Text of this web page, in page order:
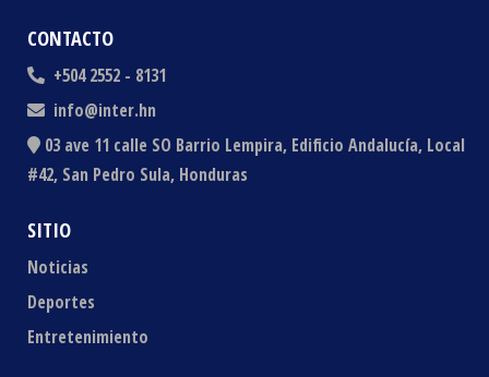
CONTACTO
+504 2552 - 8131
info@inter.hn
03 ave 11 calle SO Barrio Lempira, Edificio Andalucía, Local
#42, San Pedro Sula, Honduras
SITIO
Noticias
Deportes
Entretenimiento